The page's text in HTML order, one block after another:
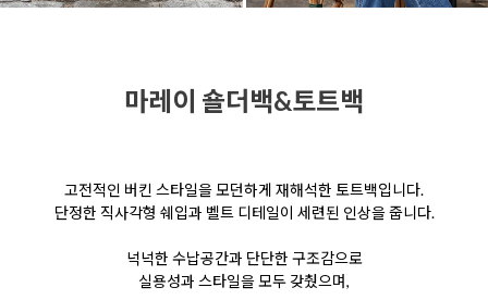
마레이 숄더백&토트백
고전적인 버킨 스타일을 모던하게 재해석한 토트백입니다.
단정한 직사각형 쉐입과 벨트 디테일이 세련된 인상을 줍니다.
넉넉한 수납공간과 단단한 구조감으로
실용성과 스타일을 모두 갖췄으며,